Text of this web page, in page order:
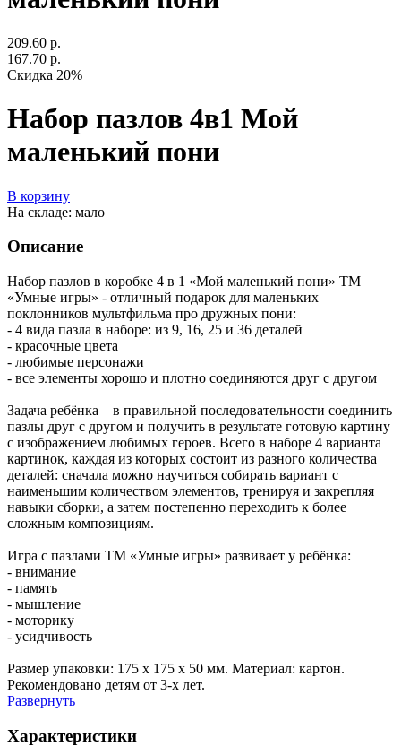
209.60 р.
167.70 р.
Скидка 20%
Набор пазлов 4в1 Мой
маленький пони
В корзину
На складе: мало
Описание
Набор пазлов в коробке 4 в 1 «Мой маленький пони» ТМ
«Умные игры» - отличный подарок для маленьких
поклонников мультфильма про дружных пони:
- 4 вида пазла в наборе: из 9, 16, 25 и 36 деталей
- красочные цвета
- любимые персонажи
- все элементы хорошо и плотно соединяются друг с другом
Задача ребёнка – в правильной последовательности соединить
пазлы друг с другом и получить в результате готовую картину
с изображением любимых героев. Всего в наборе 4 варианта
картинок, каждая из которых состоит из разного количества
деталей: сначала можно научиться собирать вариант с
наименьшим количеством элементов, тренируя и закрепляя
навыки сборки, а затем постепенно переходить к более
сложным композициям.
Игра с пазлами ТМ «Умные игры» развивает у ребёнка:
- внимание
- память
- мышление
- моторику
- усидчивость
Размер упаковки: 175 х 175 х 50 мм. Материал: картон.
Рекомендовано детям от 3-х лет.
Развернуть
Характеристики